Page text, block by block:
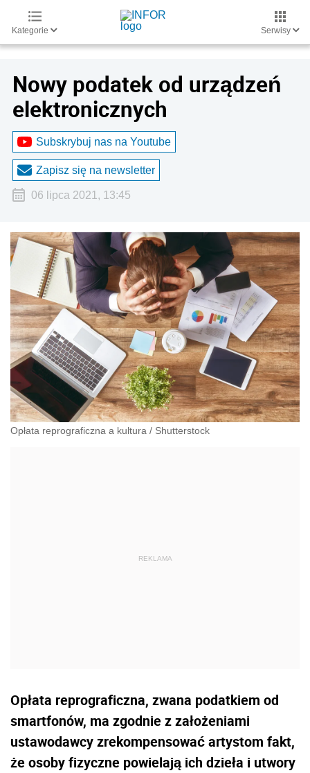
Kategorie Serwisy
Nowy podatek od urządzeń
elektronicznych
Subskrybuj nas na Youtube
Zapisz się na newsletter
06 lipca 2021, 13:45
Opłata reprograficzna a kultura / Shutterstock
Opłata reprograficzna, zwana podatkiem od
smartfonów, ma zgodnie z założeniami
ustawodawcy zrekompensować artystom fakt,
że osoby fizyczne powielają ich dzieła i utwory